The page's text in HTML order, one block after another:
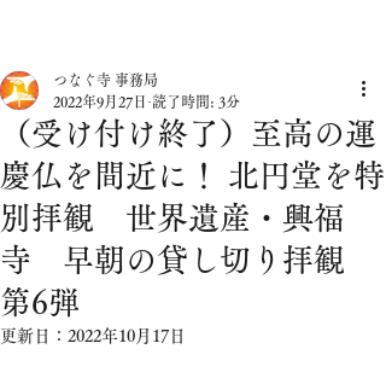
（受け付け終了）至高の運
慶仏を間近に！ 北円堂を特
別拝観 世界遺産・興福
寺 早朝の貸し切り拝観
第6弾
つなぐ寺 事務局
2022年9月27日 読了時間: 3分
更新日： 2022年10月17日